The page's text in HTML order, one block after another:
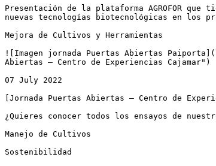
Presentación de la plataforma AGROFOR
nuevas tecnologías biotecnológicas en los
Mejora de Cultivos y Herramientas
![Imagen jornada Puertas Abiertas
Abiertas – Centro de Experiencias Cajamar")
07 July 2022
[Jornada Puertas Abiertas – Centro de
¿Quieres conocer todos los ensayos de
Manejo de Cultivos
Sostenibilidad